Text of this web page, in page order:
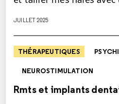
JUILLET 2025
THÉRAPEUTIQUES
NEUROSTIMULATION
Rmts et implants